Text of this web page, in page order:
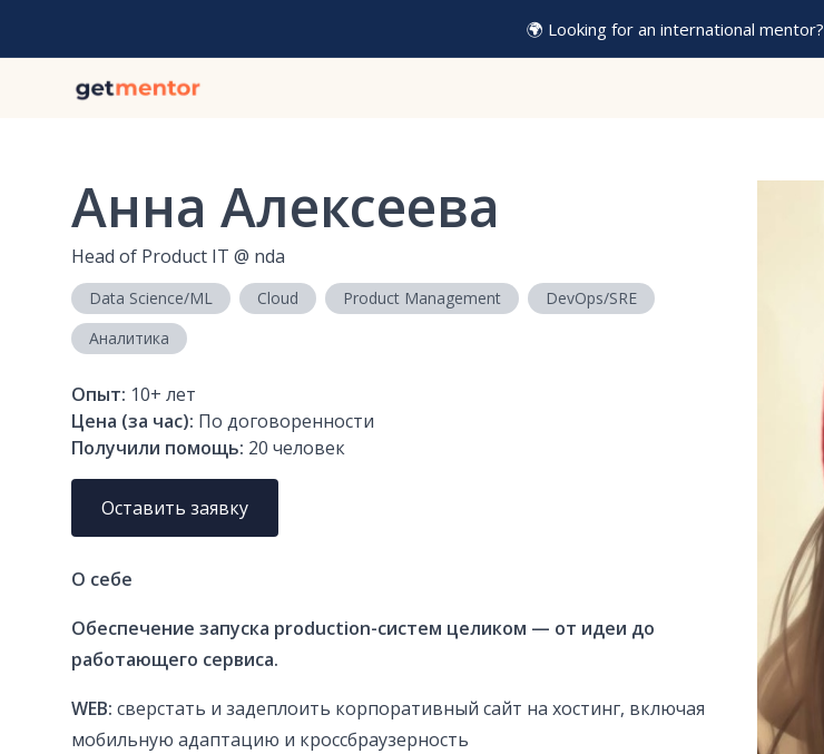
🌍 Looking for an international mentor?
Анна Алексеева
Head of Product IT @ nda
Data Science/ML Cloud Product Management
DevOps/SRE
Аналитика
Опыт: 10+ лет
Цена (за час): По договоренности
Получили помощь: 20 человек
Оставить заявку
О себе
Обеспечение запуска production-систем целиком — от идеи до
работающего сервиса.
WEB: сверстать и задеплоить корпоративный сайт на хостинг, включая
мобильную адаптацию и кроссбраузерность